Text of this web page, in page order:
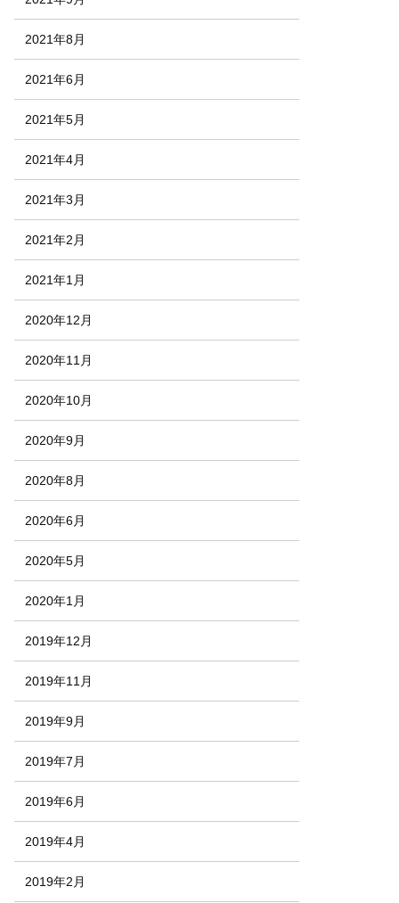
2021年8月
2021年6月
2021年5月
2021年4月
2021年3月
2021年2月
2021年1月
2020年12月
2020年11月
2020年10月
2020年9月
2020年8月
2020年6月
2020年5月
2020年1月
2019年12月
2019年11月
2019年9月
2019年7月
2019年6月
2019年4月
2019年2月